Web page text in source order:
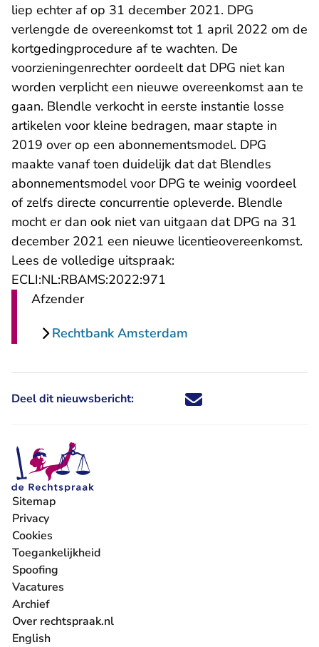
liep echter af op 31 december 2021. DPG
verlengde de overeenkomst tot 1 april 2022 om de
kortgedingprocedure af te wachten. De
voorzieningenrechter oordeelt dat DPG niet kan
worden verplicht een nieuwe overeenkomst aan te
gaan. Blendle verkocht in eerste instantie losse
artikelen voor kleine bedragen, maar stapte in
2019 over op een abonnementsmodel. DPG
maakte vanaf toen duidelijk dat dat Blendles
abonnementsmodel voor DPG te weinig voordeel
of zelfs directe concurrentie opleverde. Blendle
mocht er dan ook niet van uitgaan dat DPG na 31
december 2021 een nieuwe licentieovereenkomst.
Lees de volledige uitspraak:
ECLI:NL:RBAMS:2022:971
Afzender
Rechtbank Amsterdam
Deel dit nieuwsbericht: Deel dit nieuwsbericht via X -
Deel dit nieuwsbericht via
Deel dit nieuwsbericht
Deel dit
Sitemap
Privacy
Cookies
Toegankelijkheid
Spoofing
Vacatures
- U verlaat Rechtspraak.nl
Archief
Over rechtspraak.nl
English